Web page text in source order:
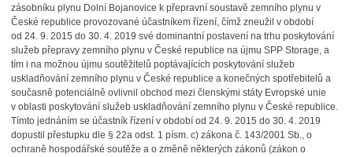
zásobníku plynu Dolní Bojanovice k přepravní soustavě zemního plynu v
České republice provozované účastníkem řízení, čímž zneužil v období
od 24. 9. 2015 do 30. 4. 2019 své dominantní postavení na trhu poskytování
služeb přepravy zemního plynu v České republice na újmu SPP Storage, a
tím i na možnou újmu soutěžitelů poptávajících poskytování služeb
uskladňování zemního plynu v České republice a konečných spotřebitelů a
současně potenciálně ovlivnil obchod mezi členskými státy Evropské unie
v oblasti poskytování služeb uskladňování zemního plynu v České republice.
Tímto jednáním se účastník řízení v období od 24. 9. 2015 do 30. 4. 2019
dopustil přestupku dle § 22a odst. 1 písm. c) zákona č. 143/2001 Sb., o
ochraně hospodářské soutěže a o změně některých zákonů (zákon o